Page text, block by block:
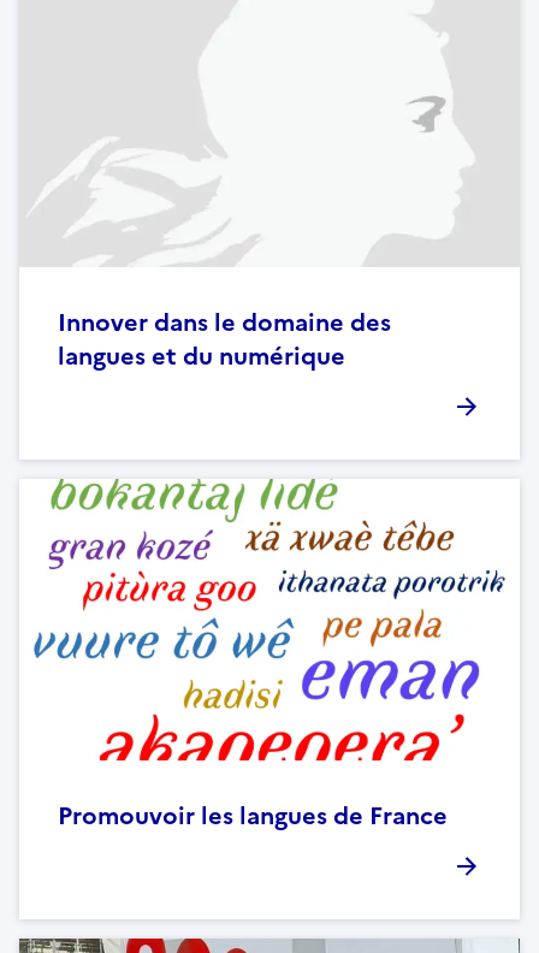
Innover dans le domaine des
langues et du numérique
Promouvoir les langues de France